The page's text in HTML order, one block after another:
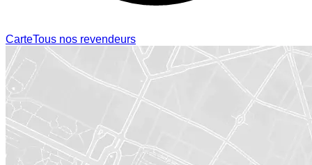
CarteTous nos revendeurs